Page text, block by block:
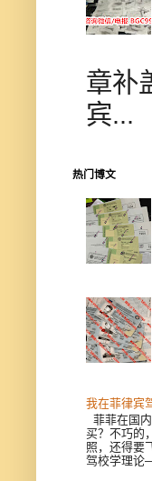
章补
宾...
热门博文
我在菲律宾
菲菲在国
买？不巧的
照，还得要
驾校学理